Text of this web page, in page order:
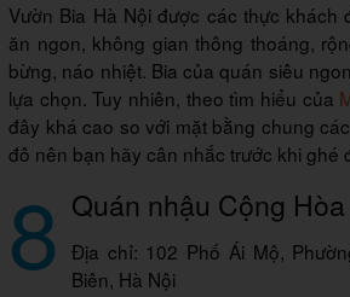
Vườn Bia Hà Nội được các thực khách
ăn ngon, không gian thông thoáng,
bừng, náo nhiệt. Bia của quán siêu
lựa chọn. Tuy nhiên, theo tìm hiểu của
đây khá cao so với mặt bằng chung
đô nên bạn hãy cân nhắc trước khi ghé
8 Quán nhậu Cộng Hòa
Địa chỉ: 102 Phố Ái Mộ,
Biên, Hà Nội